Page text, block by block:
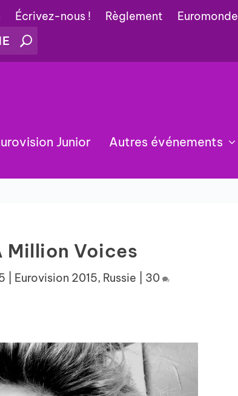
Écrivez-nous ! Règlement Euromonde
Junior Autres événements
Million Voices
Eurovision 2015, Russie 30